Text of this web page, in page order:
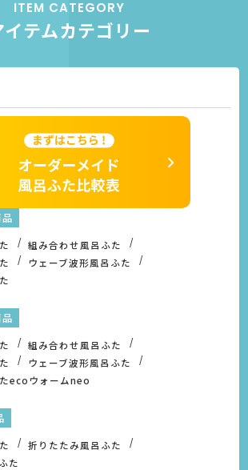
ITEM CATEGORY
イテムカテゴリー
組み合わせ風呂ふた
ウェーブ波形風呂ふた
組み合わせ風呂ふた
ウェーブ波形風呂ふた
ecoウォームneo
折りたたみ風呂ふた
た